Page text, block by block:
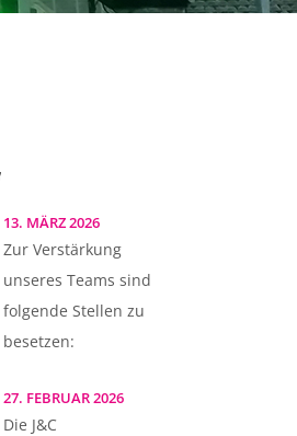
13. MÄRZ 2026
Zur Verstärkung
unseres Teams sind
folgende Stellen zu
besetzen:
27. FEBRUAR 2026
Die J&C